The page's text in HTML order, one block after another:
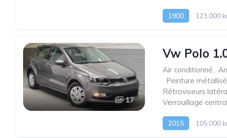
1900 123.000
17
Vw Polo
Air conditionné,
Peinture
Rétroviseurs
Verrouillage
2015 105.000